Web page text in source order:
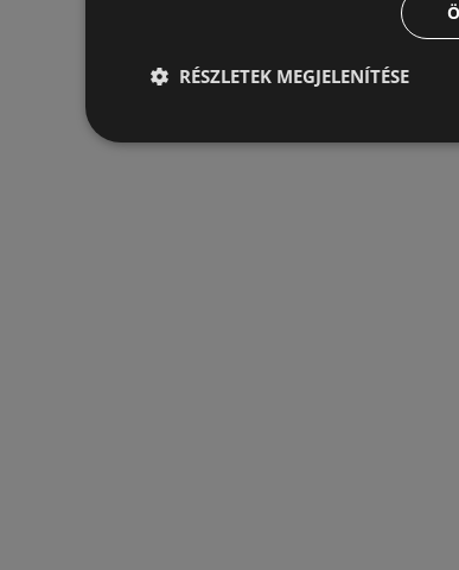
RÉSZLETEK MEGJELENÍTÉSE